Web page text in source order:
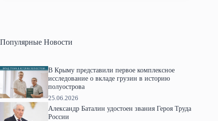
Популярные Новости
В Крыму представили первое комплексное
исследование о вкладе грузин в историю
полуострова
25.06.2026
Александр Баталин удостоен звания Героя Труда
России